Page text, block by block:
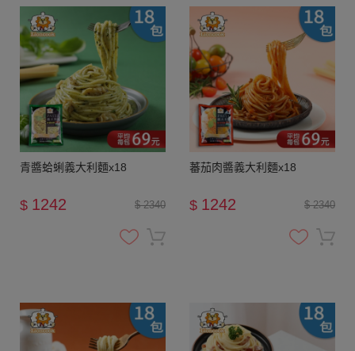
青醬蛤蜊義大利麵x18
$ 2340
$ 1242
蕃茄肉醬義大利麵x18
$ 2340
$ 1242